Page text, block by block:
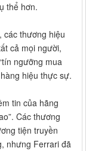
thể hơn.
các thương hiệu
cả mọi người,
ngưỡng mua
hiệu thực sự.
tin của hãng
Các thương
tiện truyền
nhưng Ferrari đã